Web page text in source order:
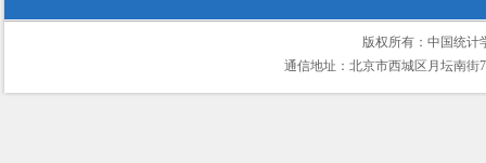
版权所有：中国统计
通信地址：北京市西城区月坛南